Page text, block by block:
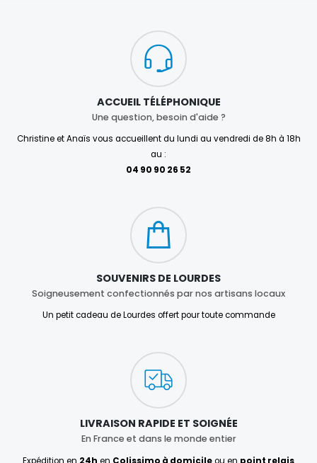
ACCUEIL TÉLÉPHONIQUE
Une question, besoin d'aide ?
Christine et Anaïs vous accueillent du lundi au vendredi de 8h à 18h
au :
04 90 90 26 52
SOUVENIRS DE LOURDES
Soigneusement confectionnés par nos artisans locaux
Un petit cadeau de Lourdes offert pour toute commande
LIVRAISON RAPIDE ET SOIGNÉE
En France et dans le monde entier
Expédition en 24h en Colissimo à domicileou en point relais